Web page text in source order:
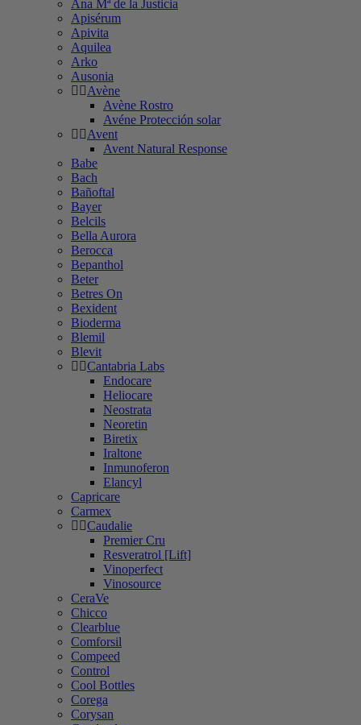
Ana Mª de la Justicia
Apisérum
Apivita
Aquilea
Arko
Ausonia
Avène
Avène Rostro
Avéne Protección solar
Avent
Avent Natural Response
Babe
Bach
Bañoftal
Bayer
Belcils
Bella Aurora
Berocca
Bepanthol
Beter
Betres On
Bexident
Bioderma
Blemil
Blevit
Cantabria Labs
Endocare
Heliocare
Neostrata
Neoretin
Biretix
Iraltone
Inmunoferon
Elancyl
Capricare
Carmex
Caudalie
Premier Cru
Resveratrol [Lift]
Vinoperfect
Vinosource
CeraVe
Chicco
Clearblue
Comforsil
Compeed
Control
Cool Bottles
Corega
Corysan